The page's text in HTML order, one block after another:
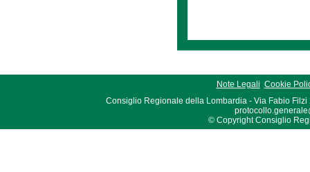
Note Legali Cookie
Consiglio Regionale della Lombardia - Via Fabio Filzi
© Copyright Consiglio